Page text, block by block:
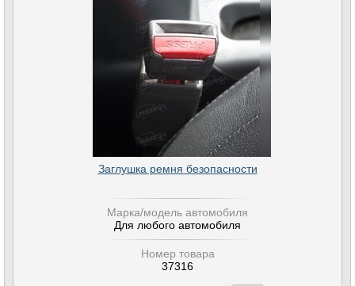
Заглушка ремня безопасности
Марка/модель автомобиля
Для любого автомобиля
Номер товара
37316